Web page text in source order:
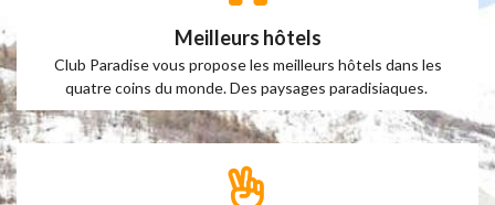
Meilleurs hôtels
Club Paradise vous propose les meilleurs hôtels dans les
quatre coins du monde. Des paysages paradisiaques.